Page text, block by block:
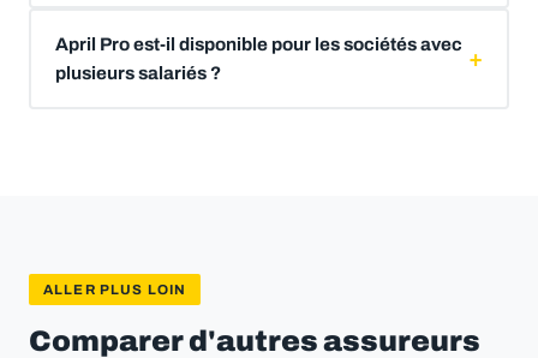
April Pro est-il disponible pour les sociétés avec
plusieurs salariés ?
ALLER PLUS LOIN
Comparer d'autres assureurs